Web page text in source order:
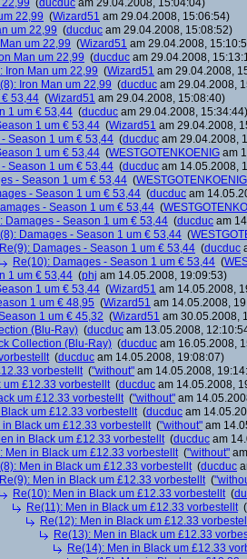
(ducduc am 29.04.2008, 15:04:04)
22,99 (Wizard51 am 29.04.2008, 15:06:54)
um 22,99 (ducduc am 29.04.2008, 15:08:52)
um 22,99 (Wizard51 am 29.04.2008,
Man um 22,99 (ducduc am 29.04.2008,
Iron Man um 22,99 (Wizard51 am 29.04.2008,
Iron Man um 22,99 (ducduc am 29.04.2008,
53,44 (Wizard51 am 29.04.2008, 15:08:40)
1 um € 53,44 (ducduc am 29.04.2008, 15:34:44)
1 um € 53,44 (Wizard51 am 29.04.2008,
Season 1 um € 53,44 (ducduc am 29.04.2008,
1 um € 53,44 (WESTGOTENKOENIG am
Season 1 um € 53,44 (ducduc am 14.05.2008,
- Season 1 um € 53,44 (WESTGOTENKOENIG
- Season 1 um € 53,44 (ducduc am
- Season 1 um € 53,44 (
Damages - Season 1 um € 53,44 (ducduc am
Damages - Season 1 um € 53,44 (
Re(9): Damages - Season 1 um € 53,44 (ducduc
Re(10): Damages - Season 1 um € 53,44 (
1 um € 53,44 (phj am 14.05.2008, 19:09:53)
1 um € 53,44 (Wizard51 am 14.05.2008,
1 um € 48,95 (Wizard51 am 14.05.2008,
1 um € 45,32 (Wizard51 am 30.05.2008,
(Blu-Ray) (ducduc am 13.05.2008,
Collection (Blu-Ray) (ducduc am 16.05.2008,
(ducduc am 14.05.2008, 19:08:07)
vorbestellt("without" am 14.05.2008,
um £12.33 vorbestellt(ducduc am 14.05.2008,
um £12.33 vorbestellt("without" am
um £12.33 vorbestellt(ducduc am
in Black um £12.33 vorbestellt("without" am
in Black um £12.33 vorbestellt(ducduc am
Men in Black um £12.33 vorbestellt("without"
Men in Black um £12.33 vorbestellt(ducduc
Re(9): Men in Black um £12.33 vorbestellt(
Re(10): Men in Black um £12.33 vorbestellt(
Re(11): Men in Black um £12.33 vorbestellt(
Re(12): Men in Black um £12.33
Re(13): Men in Black um £12.33
Re(14): Men in Black um £12.33